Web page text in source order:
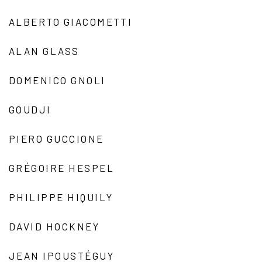
ALBERTO GIACOMETTI
ALAN GLASS
DOMENICO GNOLI
GOUDJI
PIERO GUCCIONE
GRÉGOIRE HESPEL
PHILIPPE HIQUILY
DAVID HOCKNEY
JEAN IPOUSTÉGUY